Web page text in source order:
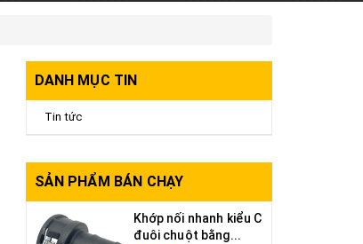
DANH MỤC TIN
Tin tức
SẢN PHẨM BÁN CHẠY
Khớp nối nhanh kiểu C
đuôi chuột bằng...